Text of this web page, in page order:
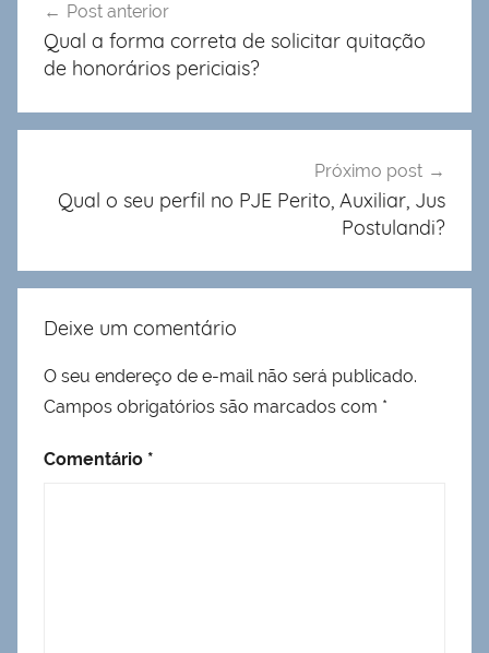
de
Post
Post anterior
Qual a forma correta de solicitar quitação
de honorários periciais?
Próximo post
Qual o seu perfil no PJE Perito, Auxiliar, Jus
Postulandi?
Deixe um comentário
O seu endereço de e-mail não será publicado.
Campos obrigatórios são marcados com *
Comentário *